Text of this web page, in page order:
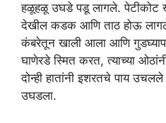
हळूहळू उघडे पडू लागले. पेटीकोट
देखील कडक आणि ताठ होऊ
कंबरेतून खाली आला आणि
घाणेरडे स्मित करत, त्याच्या
दोन्ही हातांनी इशरतचे पाय
उघडला.